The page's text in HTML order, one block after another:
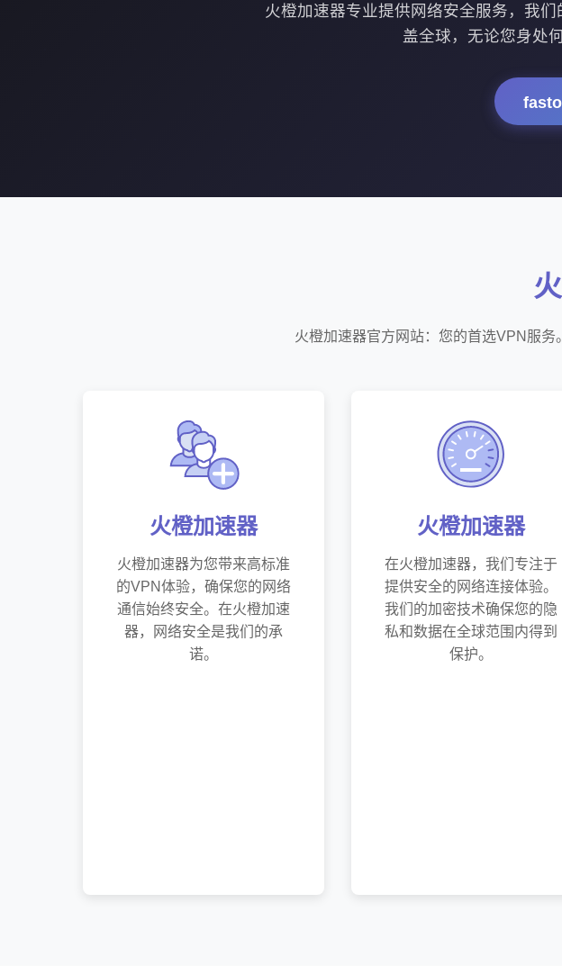
火橙加速器专业提供网络安全服务，我
盖全球，无论您身处
火橙加速器官方网站：您的首选VPN服务
火橙加速器
火橙加速器为您带来高标准
的VPN体验，确保您的网络
通信始终安全。在火橙加速
器，网络安全是我们的承
诺。
火橙加速器
在火橙加速器，我们专注于
提供安全的网络连接体验。
我们的加密技术确保您的隐
私和数据在全球范围内得到
保护。